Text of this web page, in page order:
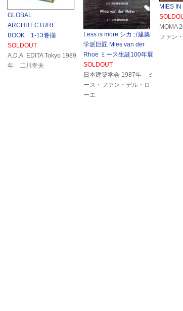
GLOBAL
ARCHITECTURE
BOOK 1-13巻揃
SOLDOUT
A.D.A. EDITA Tokyo 1989
年 二川幸夫
Less is more シカゴ建築
学派巨匠 Mies van der
Rhoe ミース生誕100年展
SOLDOUT
日本建築学会 1987年 ミ
ース・ファン・デル・ロ
ーエ
MIES
MOMA
ファン